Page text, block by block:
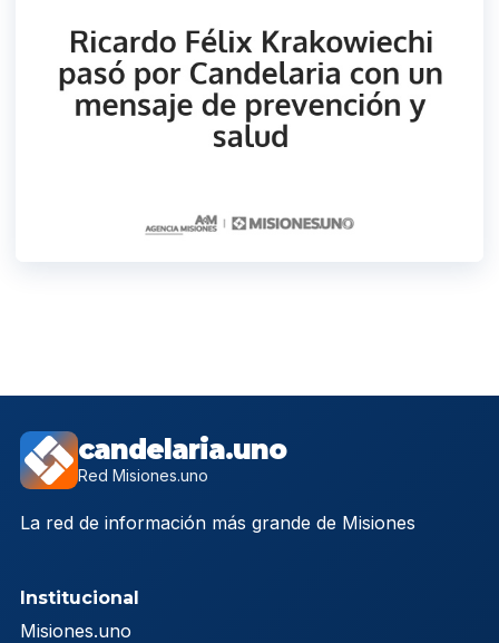
candelaria.uno
Red Misiones.uno
La red de información más grande de Misiones
Institucional
Misiones.uno